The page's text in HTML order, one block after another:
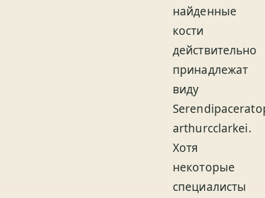
найденные
кости
действительно
принадлежат
виду
arthurcclarkei.
Хотя
некоторые
специалисты